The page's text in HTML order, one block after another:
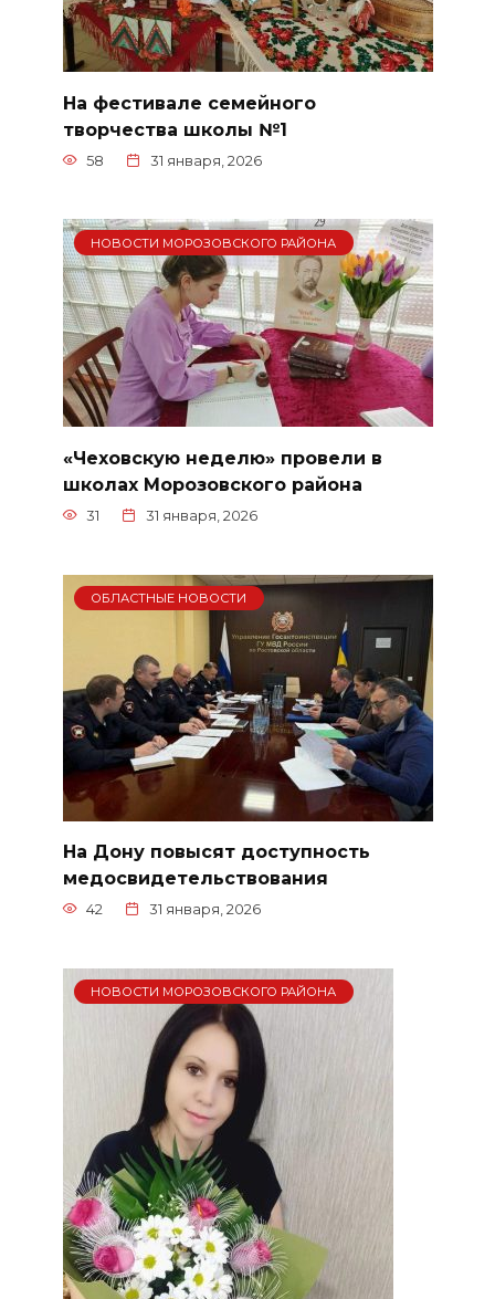
На фестивале семейного
творчества школы №1
58 31 января, 2026
НОВОСТИ МОРОЗОВСКОГО РАЙОНА
«Чеховскую неделю» провели в
школах Морозовского района
31 31 января, 2026
ОБЛАСТНЫЕ НОВОСТИ
На Дону повысят доступность
медосвидетельствования
42 31 января, 2026
НОВОСТИ МОРОЗОВСКОГО РАЙОНА